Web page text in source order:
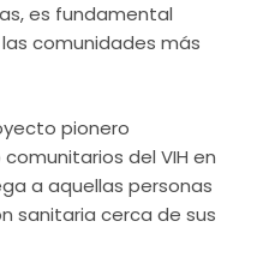
es fundamental
comunidades más
pionero
del VIH en
a aquellas personas
sanitaria cerca de sus